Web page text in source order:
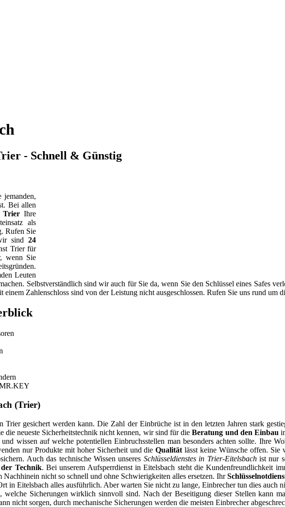
- Schnell & Günstig
Bei allen
TrierIhre
als
Rufen Sie
sind 24
Trier für
wenn Sie
Leuten
Selbstverständlich sind wir auch für Sie da, wenn Sie den Schlüssel eines Safes
Zahlenschloss sind von der Leistung nicht ausgeschlossen. Rufen Sie uns rund um
(Trier)
gesichert werden kann. Die Zahl der Einbrüche ist in den letzten Jahren stark
die neueste Sicherheitstechnik nicht kennen, wir sind für dieBeratung und den Einbau
wissen auf welche potentiellen Einbruchsstellen man besonders achten sollte. Ihre
nur Produkte mit hoher Sicherheit und dieQualität lässt keine Wünsche offen. Sie
Auch das technische Wissen unseres Schlüsseldienstes in Trier-Eitelsbachist nur
Technik. Bei unserem Aufsperrdienst in Eitelsbach steht die Kundenfreundlichkeit
nicht so schnell und ohne Schwierigkeiten alles ersetzen. Ihr
in Eitelsbach alles ausführlich. Aber warten Sie nicht zu lange, Einbrecher tun dies auch
Sicherungen wirklich sinnvoll sind. Nach der Beseitigung dieser Stellen kann
nicht sorgen, durch mechanische Sicherungen werden die meisten Einbrecher